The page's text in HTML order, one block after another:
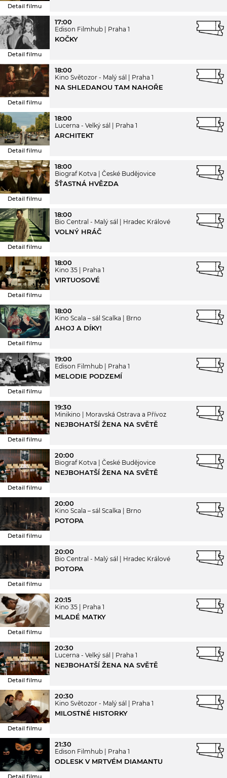
Detail filmu
Detail filmu
17:00
Edison Filmhub Praha 1
KOČKY
Detail filmu
18:00
Kino Světozor - Malý sál Praha 1
NA SHLEDANOU TAM NAHOŘE
Detail filmu
18:00
Lucerna - Velký sál Praha 1
ARCHITEKT
Detail filmu
18:00
Biograf Kotva České Budějovice
ŠŤASTNÁ HVĚZDA
Detail filmu
18:00
Bio Central - Malý sál Hradec Králové
VOLNÝ HRÁČ
Detail filmu
18:00
Kino 35 Praha 1
VIRTUOSOVÉ
Detail filmu
18:00
Kino Scala – sál Scalka Brno
AHOJ A DÍKY!
Detail filmu
19:00
Edison Filmhub Praha 1
MELODIE PODZEMÍ
Detail filmu
19:30
Minikino Moravská Ostrava a Přívoz
NEJBOHATŠÍ ŽENA NA SVĚTĚ
Detail filmu
20:00
Biograf Kotva České Budějovice
NEJBOHATŠÍ ŽENA NA SVĚTĚ
Detail filmu
20:00
Kino Scala – sál Scalka Brno
POTOPA
Detail filmu
20:00
Bio Central - Malý sál Hradec Králové
POTOPA
Detail filmu
20:15
Kino 35 Praha 1
MLADÉ MATKY
Detail filmu
20:30
Lucerna - Velký sál Praha 1
NEJBOHATŠÍ ŽENA NA SVĚTĚ
Detail filmu
20:30
Kino Světozor - Malý sál Praha 1
MILOSTNÉ HISTORKY
Detail filmu
21:30
Edison Filmhub Praha 1
ODLESK V MRTVÉM DIAMANTU